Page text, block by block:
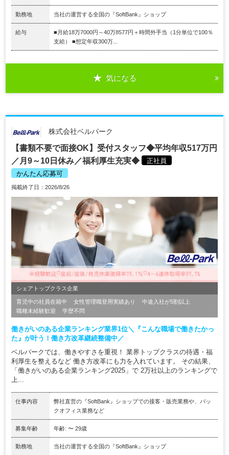
勤務地 当社の運営する全国の『SoftBank』ショップ
給与
■月給18万7000円～40万8577円＋時間外手当（1分単位で100％
支給） ■想定年収300万...
気になる
株式会社ベルパーク
【書類不要で面接OK】受付スタッフ◆平均年収517万円
／月9～10日休み／福利厚生充実◆
正社員
かんたん応募可
掲載終了日：2026/8/26
シェアトップクラス企業
育児中の社員在籍中 女性管理職登用実績あり
中途入社が5割以上
職種未経験歓迎
学歴不問
働きがいのある企業ランキング業界1位＼『こんな職場で働きたかっ
た』が叶う！働き方改革継続整備中／
ベルパークでは、働きやすさを重視！ 業界トップクラスの待遇・福
利厚生を整えるなど 働き方改革にも力を入れています。 その結果、
「働きがいのある企業ランキング2025」で 2万社以上のランキングで
上...
仕事内容
弊社直営の『SoftBank』ショップでの接客・販売業務や、バッ
クオフィス業務など
募集年齢 年齢: 〜 29歳
勤務地 当社の運営する全国の『SoftBank』ショップ